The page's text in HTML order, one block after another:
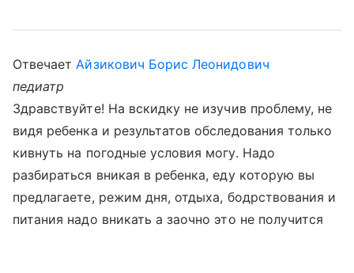
ОтвечаетАйзикович Борис Леонидович
педиатр
Здравствуйте! На вскидку не изучив проблему, не
видя ребенка и результатов обследования только
кивнуть на погодные условия могу. Надо
разбираться вникая в ребенка, еду которую вы
предлагаете, режим дня, отдыха, бодрствования и
питания надо вникать а заочно это не получится